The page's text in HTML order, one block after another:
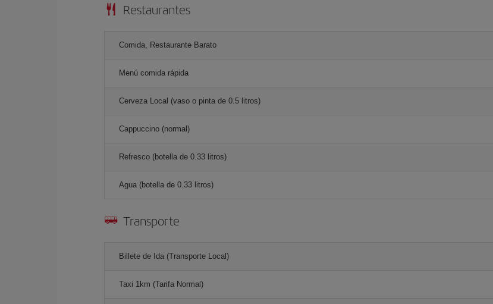
Restaurantes
Comida, Restaurante Barato
Menú comida rápida
Cerveza Local (vaso o pinta de 0.5 litros)
Cappuccino (normal)
Refresco (botella de 0.33 litros)
Agua (botella de 0.33 litros)
Transporte
Billete de Ida (Transporte Local)
Taxi 1km (Tarifa Normal)